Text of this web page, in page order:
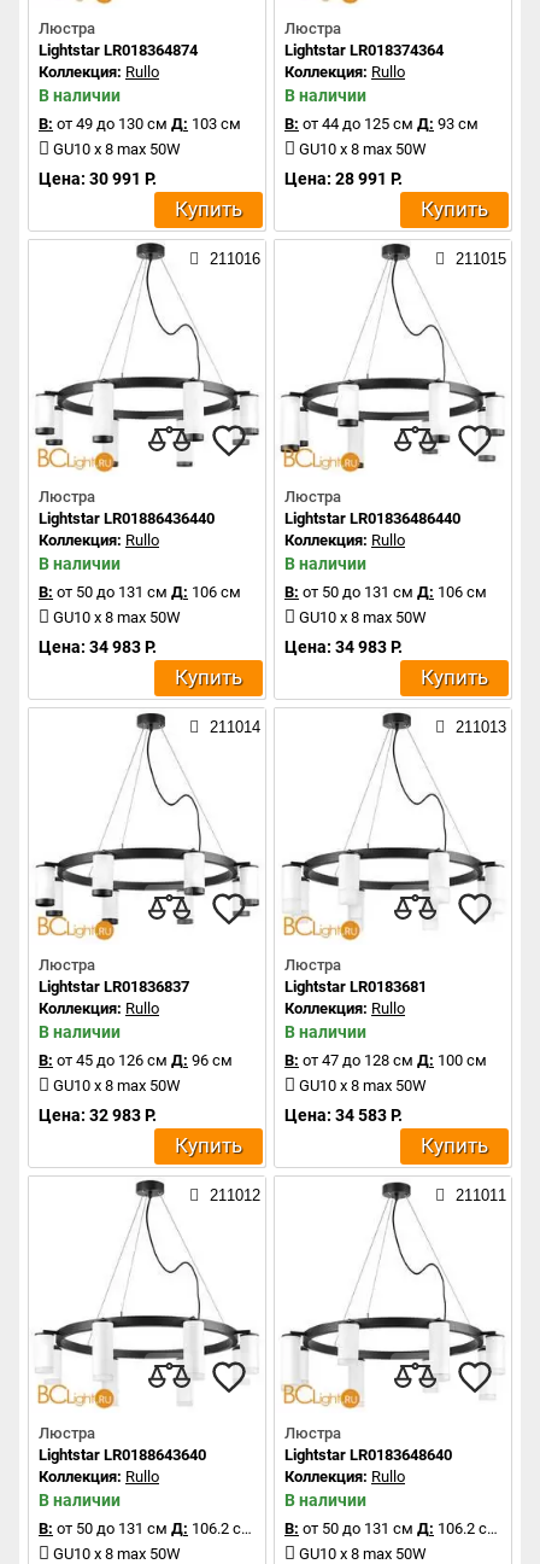
Люстра
Lightstar LR018364874
Коллекция: Rullo
В наличии
В: от 49 до 130 см Д: 103 см
GU10 x 8 max 50W
Цена: 30 991 Р.
Купить
Люстра
Lightstar LR018374364
Коллекция: Rullo
В наличии
В: от 44 до 125 см Д: 93 см
GU10 x 8 max 50W
Цена: 28 991 Р.
Купить
211016
Люстра
Lightstar LR01886436440
Коллекция: Rullo
В наличии
В: от 50 до 131 см Д: 106 см
GU10 x 8 max 50W
Цена: 34 983 Р.
Купить
211015
Люстра
Lightstar LR01836486440
Коллекция: Rullo
В наличии
В: от 50 до 131 см Д: 106 см
GU10 x 8 max 50W
Цена: 34 983 Р.
Купить
211014
Люстра
Lightstar LR01836837
Коллекция: Rullo
В наличии
В: от 45 до 126 см Д: 96 см
GU10 x 8 max 50W
Цена: 32 983 Р.
Купить
211013
Люстра
Lightstar LR0183681
Коллекция: Rullo
В наличии
В: от 47 до 128 см Д: 100 см
GU10 x 8 max 50W
Цена: 34 583 Р.
Купить
211012
Люстра
Lightstar LR0188643640
Коллекция: Rullo
В наличии
В: от 50 до 131 см Д: 106.2 см
GU10 x 8 max 50W
211011
Люстра
Lightstar LR0183648640
Коллекция: Rullo
В наличии
В: от 50 до 131 см Д: 106.2 см
GU10 x 8 max 50W